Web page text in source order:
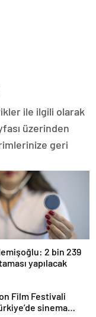
ile ilgili olarak
üzerinden
geri
2 bin 239
yapılacak
Film Festivali
sinema